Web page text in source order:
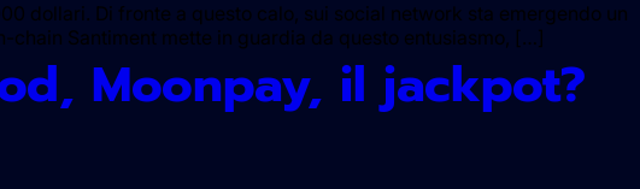
dollari. Di fronte a questo calo, sui social network sta emergendo un
chain Santiment mette in guardia da questo entusiasmo, […]
Moonpay, il jackpot?